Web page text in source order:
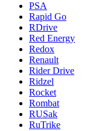
PSA
Rapid Go
RDrive
Red Energy
Redox
Renault
Rider Drive
Ridzel
Rocket
Rombat
RUSak
RuTrike